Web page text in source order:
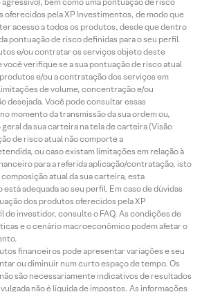
oferecidos pela XP Investimentos, de modo que
acesso a todos os produtos, desde que dentro
pontuação de risco definidas para o seu perfil.
e/ou contratar os serviços objeto deste
verifique se a sua pontuação de risco atual
e/ou a contratação dos serviços em
de volume, concentração e/ou
desejada. Você pode consultar essas
momento da transmissão da sua ordem ou,
da sua carteira na tela de carteira (Visão
de risco atual não comporte a
ou caso existam limitações em relação à
para a referida aplicação/contratação, isto
atual da sua carteira, esta
adequada ao seu perfil. Em caso de dúvidas
dos produtos oferecidos pela XP
de investidor, consulte o FAQ. As condições de
e o cenário macroeconômico podem afetar o
financeiros pode apresentar variações e seu
ou diminuir num curto espaço de tempo. Os
são necessariamente indicativos de resultados
não é líquida de impostos. As informações